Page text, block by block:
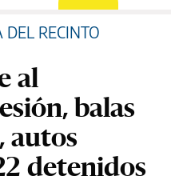
DEL RECINTO
al
balas
autos
detenidos